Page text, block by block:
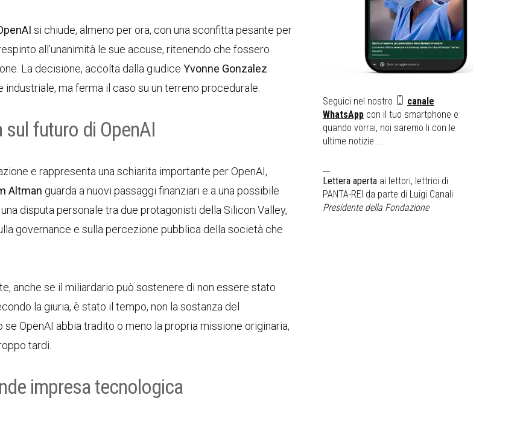
si chiude, almeno per ora, con una sconfitta pesante per
all’unanimità le sue accuse, ritenendo che fossero
La decisione, accolta dalla giudiceYvonne Gonzalez
ma ferma il caso su un terreno procedurale.
futuro di OpenAI
e rappresenta una schiarita importante per OpenAI,
Altman guarda a nuovi passaggi finanziari e a una possibile
disputa personale tra due protagonisti della Silicon Valley,
governance e sulla percezione pubblica della società che
anche se il miliardario può sostenere di non essere stato
la giuria, è stato il tempo, non la sostanza del
OpenAI abbia tradito o meno la propria missione originaria,
tardi.
impresa tecnologica
Seguici nel nostro
canale
WhatsAppcon il tuo smartphone e
quando vorrai, noi saremo li con le
ultime notizie ...
Lettera apertaai lettori, lettrici di
PANTA-REI da parte di Luigi Canali
Presidente della Fondazione